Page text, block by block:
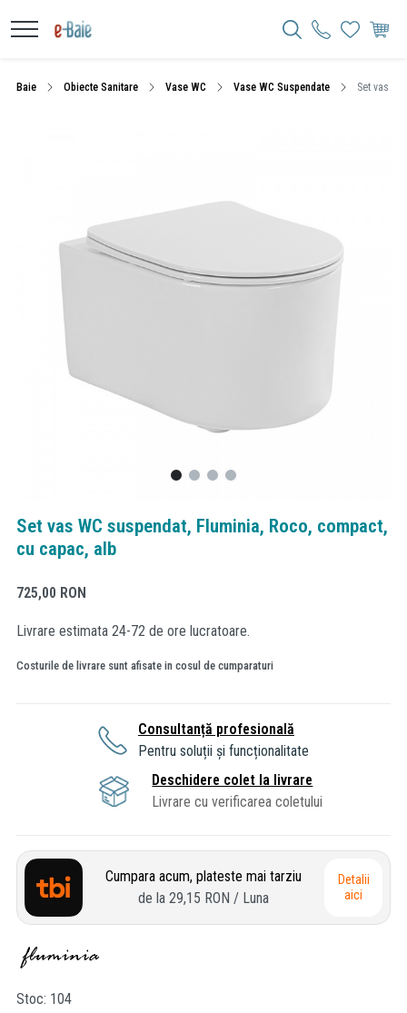
Baie Obiecte Sanitare Vase WC Vase WC Suspendate Set vas
Set vas WC suspendat, Fluminia, Roco, compact,
cu capac, alb
725,00 RON
Livrare estimata 24-72 de ore lucratoare.
Costurile de livrare sunt afisate in cosul de cumparaturi
Consultanță profesională
Pentru soluții și funcționalitate
Deschidere colet la livrare
Livrare cu verificarea coletului
Cumpara acum, plateste mai tarziu
de la 29,15 RON / Luna
Detalii
aici
Stoc 104